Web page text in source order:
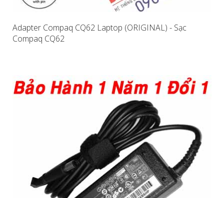
Adapter Compaq CQ62 Laptop (ORIGINAL) - Sạc
Compaq CQ62